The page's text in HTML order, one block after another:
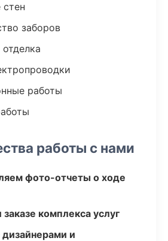
стен
заборов
работы
работы с нами
фото-отчеты о ходе
комплекса услуг
и